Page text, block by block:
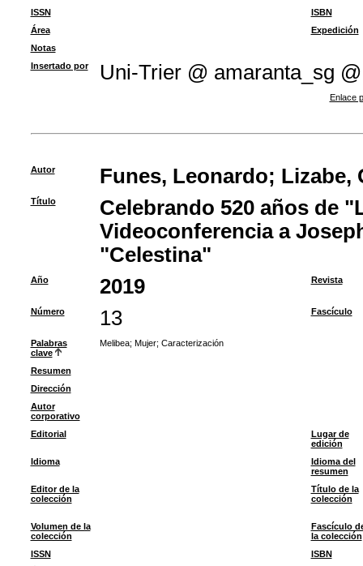
ISSN
ISBN
Área
Expedición
Notas
Insertado por
Uni-Trier @ amaranta_sg @
Enlace
Autor Funes, Leonardo; Lizabe,
Título
Celebrando 520 años de
Videoconferencia a
"Celestina"
Año 2019 Revista
Número 13 Fascículo
Palabras
clave
Melibea; Mujer; Caracterización
Resumen
Dirección
Autor
corporativo
Editorial
Lugar de
edición
Idioma
Idioma del
resumen
Editor de la
colección
Título de la
colección
Volumen de la
colección
Fascículo
la colección
ISSN
ISBN